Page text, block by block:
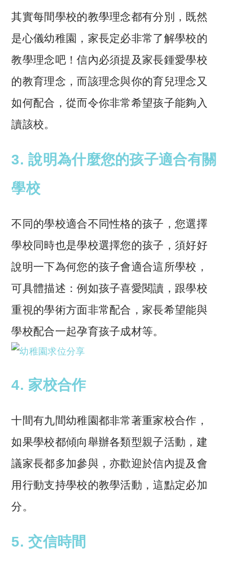
其實每間學校的教學理念都有分別，既然
是心儀幼稚園，家長定必非常了解學校的
教學理念吧！信內必須提及家長鍾愛學校
的教育理念，而該理念與你的育兒理念又
如何配合，從而令你非常希望孩子能夠入
讀該校。
3. 說明為什麼您的孩子適合有關
學校
不同的學校適合不同性格的孩子，您選擇
學校同時也是學校選擇您的孩子，須好好
說明一下為何您的孩子會適合這所學校，
可具體描述：例如孩子喜愛閱讀，跟學校
重視的學術方面非常配合，家長希望能與
學校配合一起孕育孩子成材等。
4. 家校合作
十間有九間幼稚園都非常著重家校合作，
如果學校都傾向舉辦各類型親子活動，建
議家長都多加參與，亦歡迎於信內提及會
用行動支持學校的教學活動，這點定必加
分。
5. 交信時間